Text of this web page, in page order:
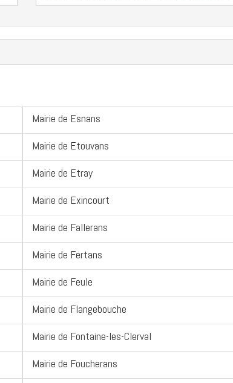
Mairie de Esnans
Mairie de Etouvans
Mairie de Etray
Mairie de Exincourt
Mairie de Fallerans
Mairie de Fertans
Mairie de Feule
Mairie de Flangebouche
Mairie de Fontaine-les-Clerval
Mairie de Foucherans